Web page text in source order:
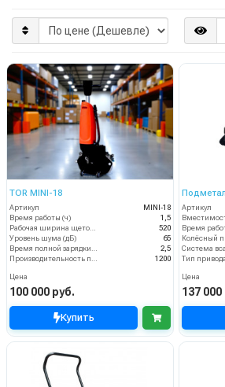
TOR MINI-18
Артикул
MINI-18
Время работы (ч)
1,5
520
Уровень шума (дБ)
65
2,5
1200
Цена
100 000 руб.
Купить
Артикул
Колёсный
Тип привода
Цена
137 000